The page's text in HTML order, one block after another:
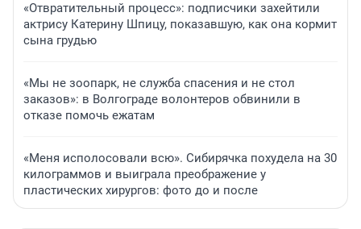
«Отвратительный процесс»: подписчики захейтили
актрису Катерину Шпицу, показавшую, как она кормит
сына грудью
«Мы не зоопарк, не служба спасения и не стол
заказов»: в Волгограде волонтеров обвинили в
отказе помочь ежатам
«Меня исполосовали всю». Сибирячка похудела на 30
килограммов и выиграла преображение у
пластических хирургов: фото до и после